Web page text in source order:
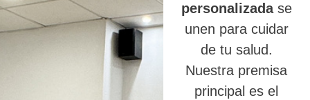
personalizadase
unen para cuidar
de tu salud.
Nuestra premisa
principal es el